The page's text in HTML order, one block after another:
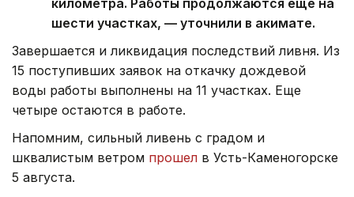
километра. Работы продолжаются еще на
шести участках, — уточнили в акимате.
Завершается и ликвидация последствий ливня. Из
15 поступивших заявок на откачку дождевой
воды работы выполнены на 11 участках. Еще
четыре остаются в работе.
Напомним, сильный ливень с градом и
шквалистым ветром прошел в Усть-Каменогорске
5 августа.